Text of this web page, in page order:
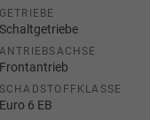
GETRIEBE
Schaltgetriebe
ANTRIEBSACHSE
Frontantrieb
SCHADSTOFFKLASSE
Euro 6 EB